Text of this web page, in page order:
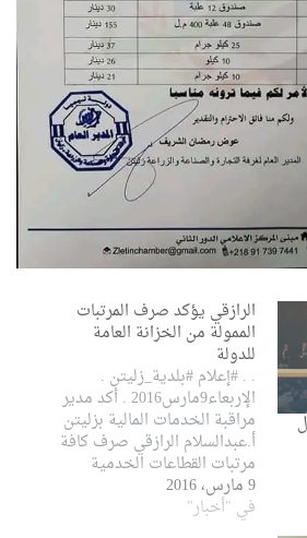
الرازقي يؤكد صرف المرتبات
الممولة من الخزانة العامة
للدولة
. . ‫#‏إعلام‬ ‫#‏بلدية_زليتن‬ .
الإربعاء9مارس2016 . أكد مدير
مراقبة الخدمات المالية بزليتن
أ.عبدالسلام الرازقي صرف كافة
مرتبات القطاعات الخدمية
وأضاف"الرازقي في تصريح
"لقسم الإعلام المحلي بديوان
9 مارس، 2016
في "أخبار"